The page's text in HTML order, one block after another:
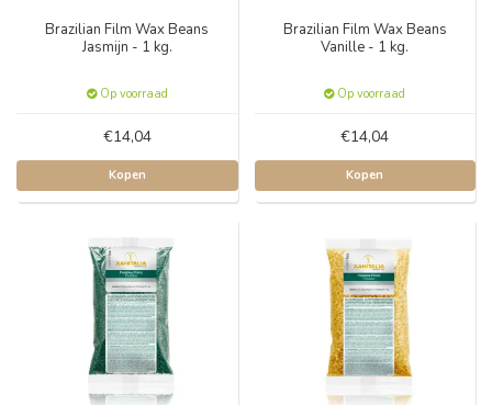
Brazilian Film Wax Beans
Jasmijn - 1 kg.
Op voorraad
€14,04
Kopen
Brazilian Film Wax Beans
Vanille - 1 kg.
Op voorraad
€14,04
Kopen